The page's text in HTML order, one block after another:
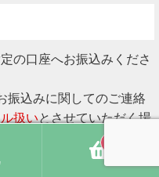
の口座へお振込みくださ
振込みに関してのご連絡
扱いとさせていただく場
ください。